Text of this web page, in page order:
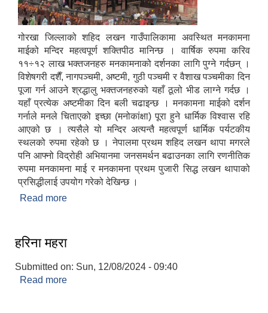
गोरखा जिल्लाको शहिद लखन गाउँपालिकामा अवस्थित मनकामना
माईको मन्दिर महत्वपूर्ण शक्तिपीठ मानिन्छ । वार्षिक रुपमा करिव
११÷१२ लाख भक्तजनहरु मनकामनाको दर्शनका लागि पुग्ने गर्दछन् ।
विशेषगरी दशैँ, नागपञ्चमी, अष्टमी, गुठी पञ्चमी र वैशाख पञ्चमीका दिन
पूजा गर्न आउने श्रद्धालु भक्तजनहरुको यहाँ ठूलो भीड लाग्ने गर्दछ ।
यहाँ प्रत्येक अष्टमीका दिन बली चढाइन्छ । मनकामना माईको दर्शन
गर्नाले मनले चिताएको इच्छा (मनोकांक्षा) पूरा हुने धार्मिक विश्वास रहि
आएको छ । त्यसैले यो मन्दिर अत्यन्तै महत्वपूर्ण धार्मिक पर्यटकीय
स्थलको रुपमा रहेको छ । नेपालमा प्रथम शहिद लखन थापा मगरले
पनि आफ्नो विद्रोही अभियानमा जनसमर्थन बढाउनका लागि रणनीतिक
रुपमा मनकामना माई र मनकामना प्रथम पुजारी सिद्ध लखन थापाको
प्रसिद्धीलाई उपयोग गरेको देखिन्छ ।
Read more
हरिना महरा
Submitted on: Sun, 12/08/2024 - 09:40
Read more